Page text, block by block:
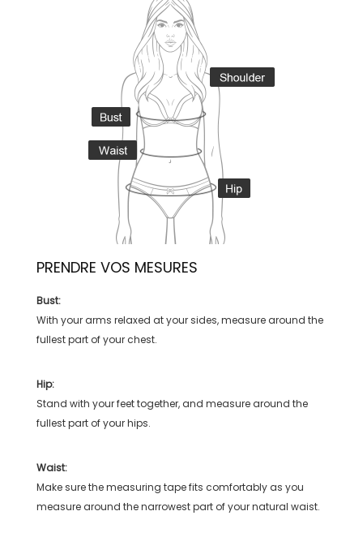
PRENDRE VOS MESURES
Bust:
With your arms relaxed at your sides, measure around the
fullest part of your chest.
Hip:
Stand with your feet together, and measure around the
fullest part of your hips.
Waist:
Make sure the measuring tape fits comfortably as you
measure around the narrowest part of your natural waist.